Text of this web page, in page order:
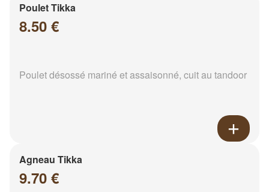
Poulet Tikka
8.50 €
Poulet désossé mariné et assaisonné, cuit au tandoor
Agneau Tikka
9.70 €